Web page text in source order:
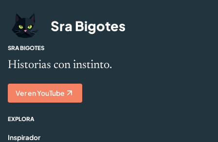
Sra Bigotes
SRA BIGOTES
Historias con instinto.
Ver en YouTube
EXPLORA
Inspirador